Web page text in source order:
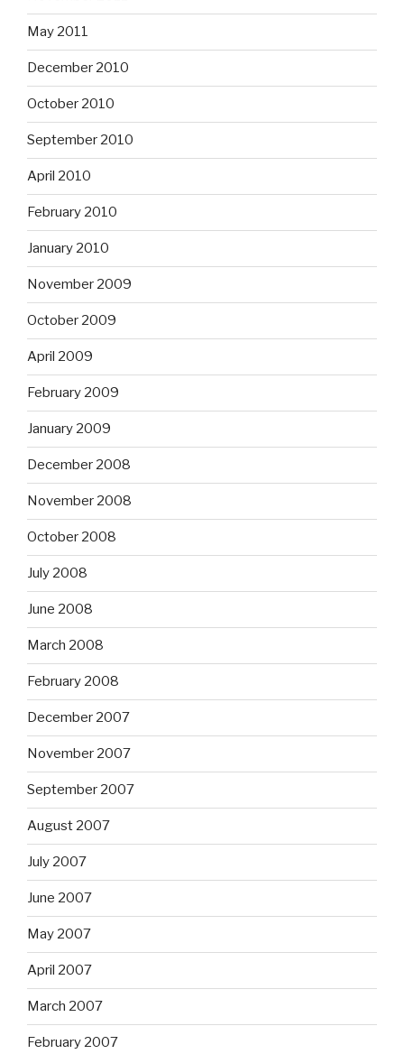
May 2011
December 2010
October 2010
September 2010
April 2010
February 2010
January 2010
November 2009
October 2009
April 2009
February 2009
January 2009
December 2008
November 2008
October 2008
July 2008
June 2008
March 2008
February 2008
December 2007
November 2007
September 2007
August 2007
July 2007
June 2007
May 2007
April 2007
March 2007
February 2007